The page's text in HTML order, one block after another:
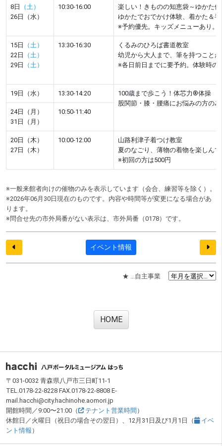
8日
（土）
26日（水）
10:30-16:00
楽しい！きものの知恵袋～ゆかた
ゆかたでおでかけ体験、着かた＆
※予約優先。キッズメニューあり。
15日
（土）
22日
（土）
29日
（土）
13:30-16:30
くるみのひろば書道教室
幼児から大人まで、筆を持つこと
※各日前日までに要予約。体験時の
19日（水） 13:30-14:20
100歳まで歩こう！体芯力®体操
股関節・膝・腰痛にお悩みの方の
24日（月）
31日（月）
10:50-11:40
20日（木）
27日（木）
10:00-12:00
山路利津子着つけ教室
夏のなごり、薄物の着物を楽しん
※初回の方は500円
※一般来館者向けの催物のみを表示しています（会合、練習等を除く）。
※2026年06月30日現在のものです。内容や時間等が変更になる場合があ
ります。
※問合せ先の市外局番がない表示は、市外局番（0178）です。
イベント情報
★ ...自主事業
HOME
フッター
〒031-0032 青森県八戸市三日町11-1
TEL.0178-22-8228 FAX.0178-22-8808 E-
mail.hacchi@city.hachinohe.aomori.jp
開館時間／9:00〜21:00（
テナント営業時間 ）
休館日／火曜日（祝日の場合その翌日）、12月31日及び1月1日（
イベ
ント情報 ）